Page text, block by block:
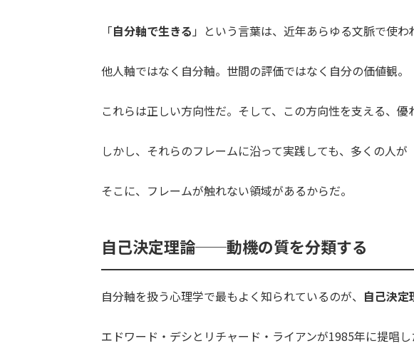
「自分軸で生きる 」という言葉は、近年あらゆる文脈で使わ
他人軸ではなく自分軸。世間の評価ではなく自分の価値観。
これらは正しい方向性だ。そして、この方向性を支える、優
しかし、それらのフレームに沿って実践しても、多くの人が
そこに、フレームが触れない領域があるからだ。
自己決定理論──動機の質を分類する
自分軸を扱う心理学で最もよく知られているのが、 自己決定
エドワード・デシとリチャード・ライアンが1985年に提唱